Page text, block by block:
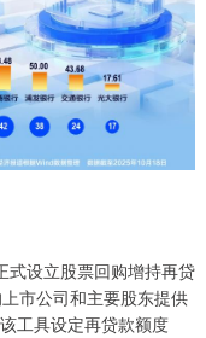
式设立股票回购增持再贷
市公司和主要股东提供
工具设定再贷款额度